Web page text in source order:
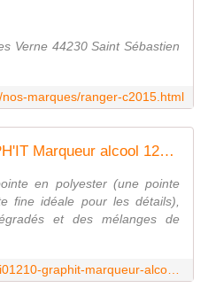
Verne 44230 Saint Sébastien
marques/ranger-c2015.html
GI01210 GI01210 GRAPH'IT Marqueur alcool 1210 - Cream FEE DU SCRAP
en polyester (une pointe
fine idéale pour les détails),
et des mélanges de